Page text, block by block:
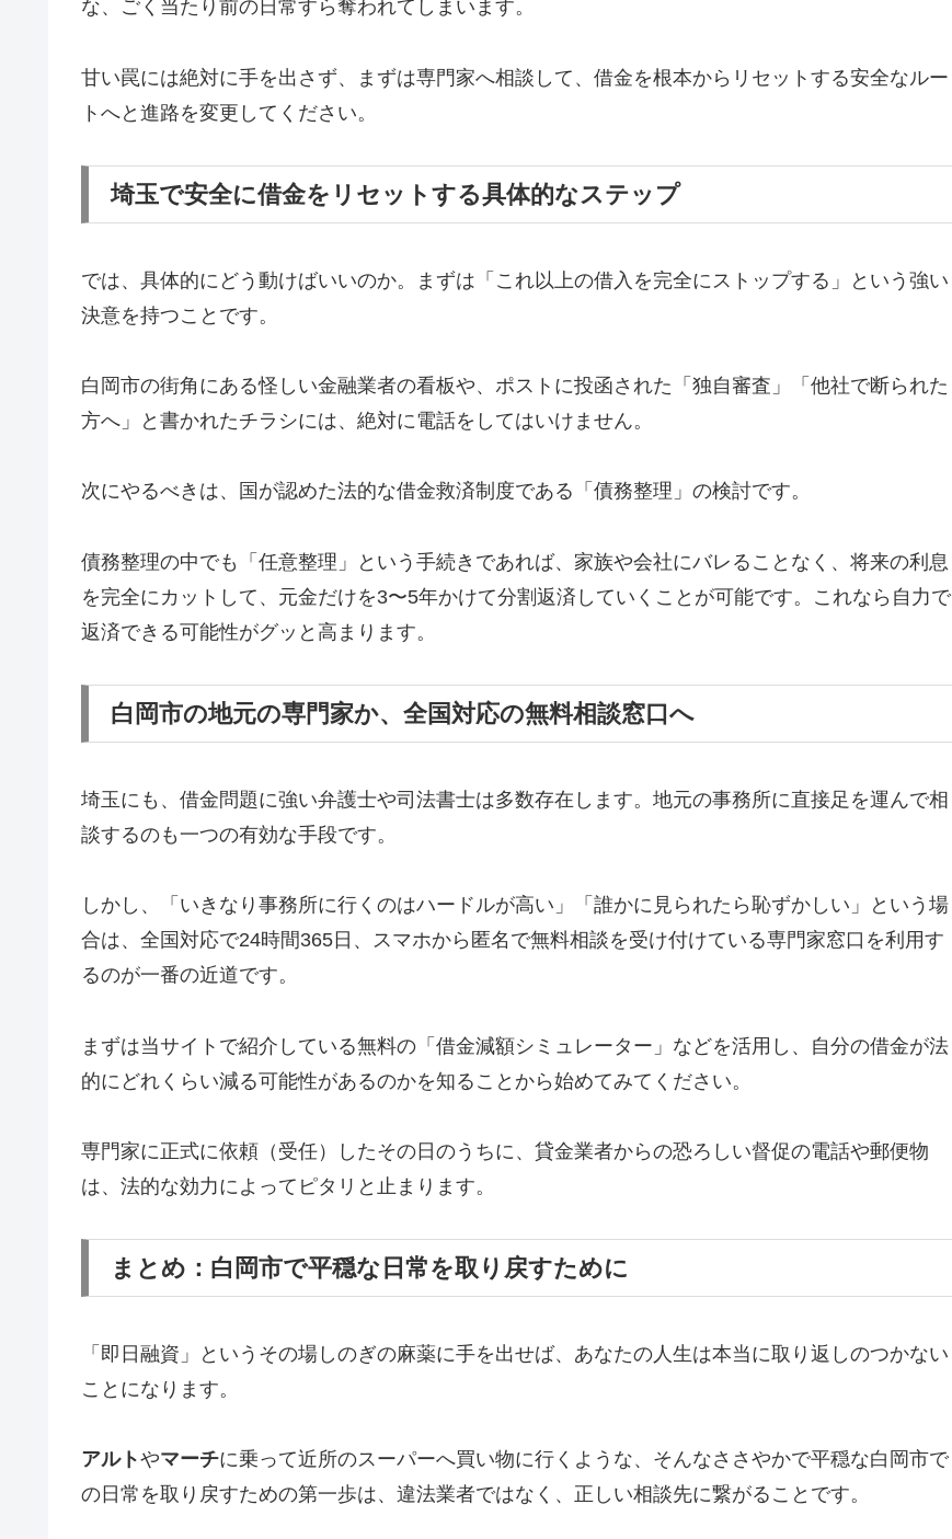
な、ごく当たり前の日常すら奪われてしまいます。
甘い罠には絶対に手を出さず、まずは専門家へ相談して、借金を根本からリセットする安全なルー
トへと進路を変更してください。
埼玉で安全に借金をリセットする具体的なステップ
では、具体的にどう動けばいいのか。まずは「これ以上の借入を完全にストップする」という強い
決意を持つことです。
白岡市の街角にある怪しい金融業者の看板や、ポストに投函された「独自審査」「他社で断られた
方へ」と書かれたチラシには、絶対に電話をしてはいけません。
次にやるべきは、国が認めた法的な借金救済制度である「債務整理」の検討です。
債務整理の中でも「任意整理」という手続きであれば、家族や会社にバレることなく、将来の利息
を完全にカットして、元金だけを3〜5年かけて分割返済していくことが可能です。これなら自力で
返済できる可能性がグッと高まります。
白岡市の地元の専門家か、全国対応の無料相談窓口へ
埼玉にも、借金問題に強い弁護士や司法書士は多数存在します。地元の事務所に直接足を運んで相
談するのも一つの有効な手段です。
しかし、「いきなり事務所に行くのはハードルが高い」「誰かに見られたら恥ずかしい」という場
合は、全国対応で24時間365日、スマホから匿名で無料相談を受け付けている専門家窓口を利用す
るのが一番の近道です。
まずは当サイトで紹介している無料の「借金減額シミュレーター」などを活用し、自分の借金が法
的にどれくらい減る可能性があるのかを知ることから始めてみてください。
専門家に正式に依頼（受任）したその日のうちに、貸金業者からの恐ろしい督促の電話や郵便物
は、法的な効力によってピタリと止まります。
まとめ：白岡市で平穏な日常を取り戻すために
「即日融資」というその場しのぎの麻薬に手を出せば、あなたの人生は本当に取り返しのつかない
ことになります。
アルトやマーチに乗って近所のスーパーへ買い物に行くような、そんなささやかで平穏な白岡市で
の日常を取り戻すための第一歩は、違法業者ではなく、正しい相談先に繋がることです。